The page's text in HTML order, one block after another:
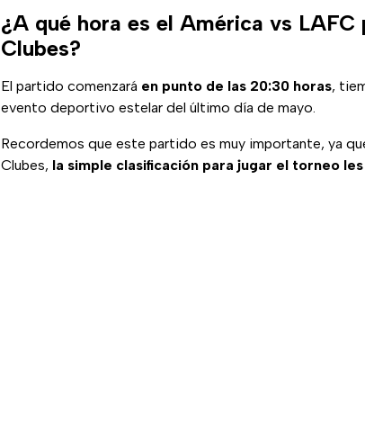
¿A qué hora es el América vs
Clubes?
El partido comenzará en punto de las 20:30 horas,
evento deportivo estelar del último día de mayo.
Recordemos que este partido es muy importante, ya
Clubes, la simple clasificación para jugar el torneo